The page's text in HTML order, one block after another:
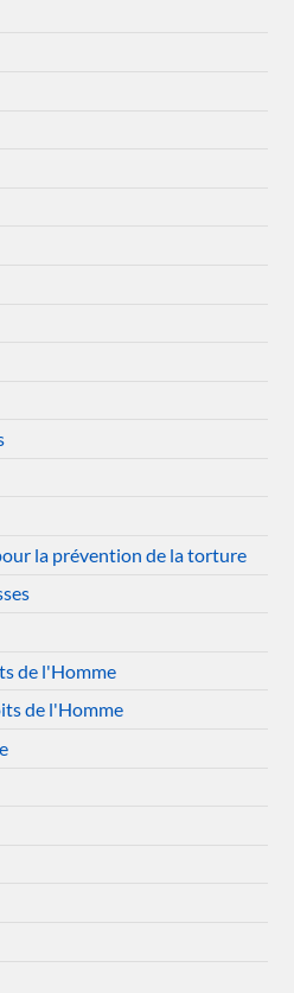
la prévention de la torture
de l'Homme
de l'Homme